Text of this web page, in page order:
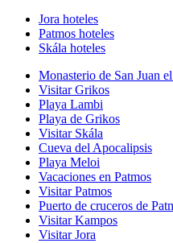
Jora hoteles
Patmos hoteles
Skála hoteles
Monasterio de San Juan
Visitar Grikos
Playa Lambi
Playa de Grikos
Visitar Skála
Cueva del Apocalipsis
Playa Meloi
Vacaciones en Patmos
Visitar Patmos
Puerto de cruceros de
Visitar Kampos
Visitar Jora